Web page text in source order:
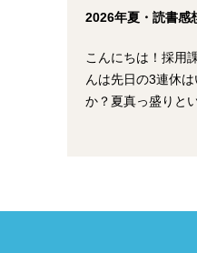
2026年夏・読書感
こんにちは！採用
んは先日の3連休
か？夏真っ盛りと